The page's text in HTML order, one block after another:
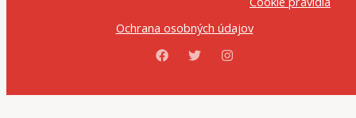
Ochrana osobných údajov